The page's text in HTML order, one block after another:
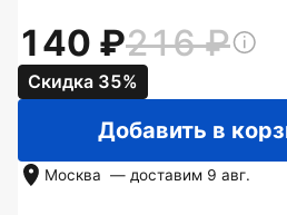
140 216
Скидка 35%
Добавить в
Москва — доставим 9 авг.